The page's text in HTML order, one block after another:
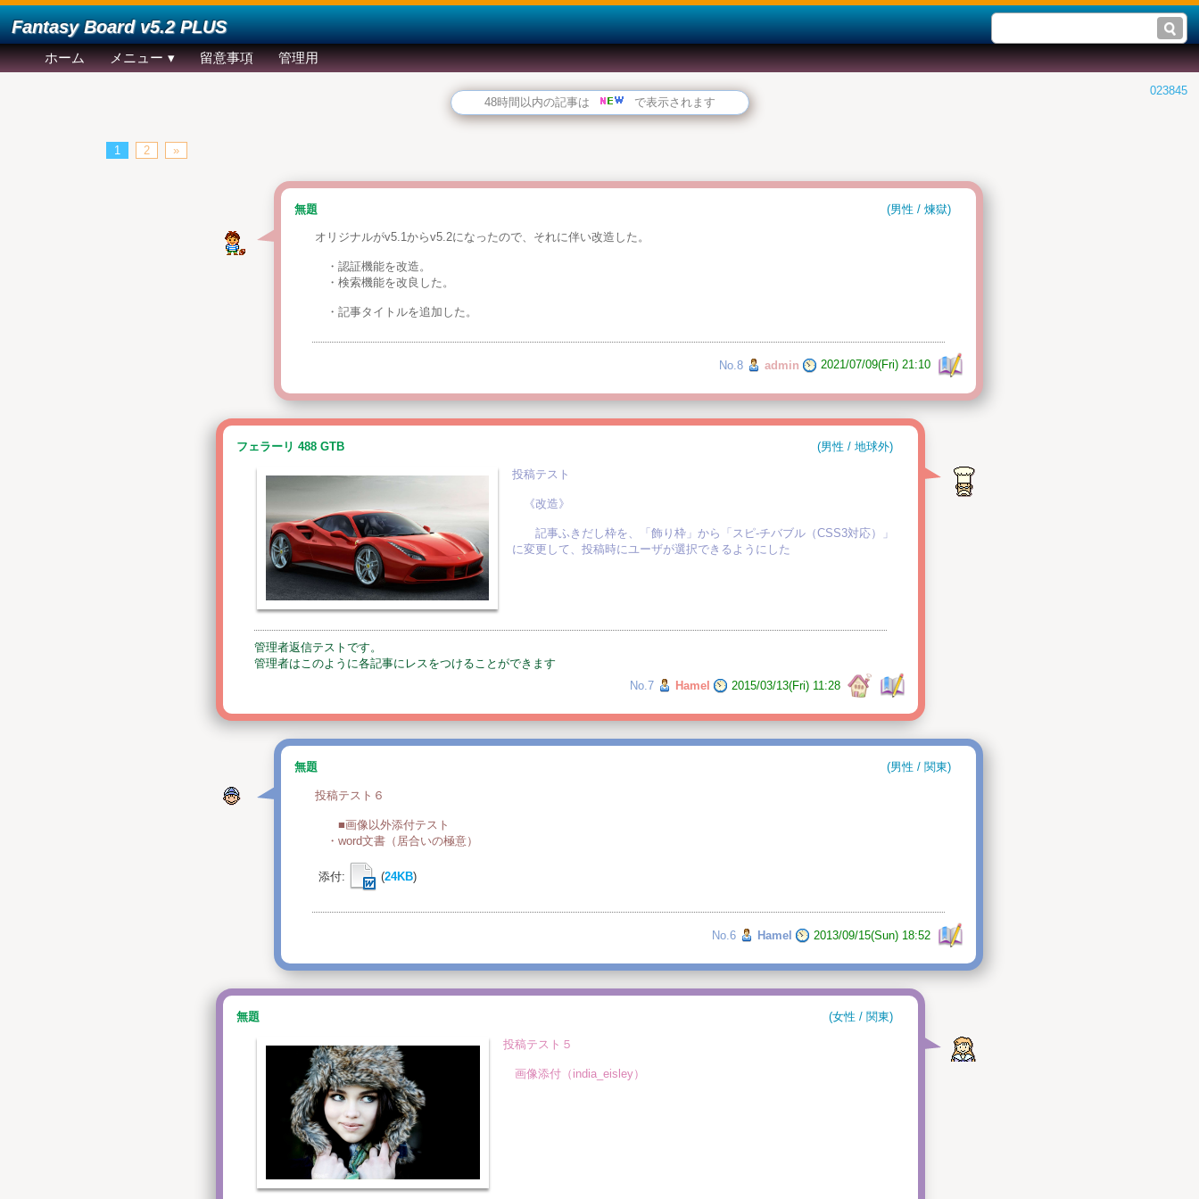
Fantasy Board v5.2 PLUS
ホーム メニュー 留意事項 管理用
023845
48時間以内の記事は
で表示されます
1 2 »
(男性 / 煉獄)
無題
オリジナルがv5.1からv5.2になったので、それに伴い改造した。
・認証機能を改造。
・検索機能を改良した。
・記事タイトルを追加した。
No.8 admin 2021/07/09(Fri) 21:10
(男性 / 地球外)
フェラーリ 488 GTB
投稿テスト
《改造》
記事ふきだし枠を、「飾り枠」から「スピ-チバブル（CSS3対応）」
に変更して、投稿時にユーザが選択できるようにした
管理者返信テストです。
管理者はこのように各記事にレスをつけることができます
No.7
Hamel 2015/03/13(Fri) 11:28
(男性 / 関東)
無題
投稿テスト６
■画像以外添付テスト
・word文書（居合いの極意）
添付: (24KB)
No.6 Hamel 2013/09/15(Sun) 18:52
(女性 / 関東)
無題
投稿テスト５
画像添付（india_eisley）